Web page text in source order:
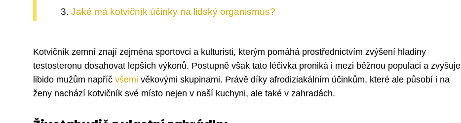
Jaké má kotvičník účinky na lidský organismus?
Kotvičník zemní znají zejména sportovci a kulturisti, kterým pomáhá prostřednictvím zvýšení hladiny
testosteronu dosahovat lepších výkonů. Postupně však tato léčivka proniká i mezi běžnou populaci a zvyšuje
libido mužům napříč všemi věkovými skupinami. Právě díky afrodiziakálním účinkům, které ale působí i na
ženy nachází kotvičník své místo nejen v naší kuchyni, ale také v zahradách.